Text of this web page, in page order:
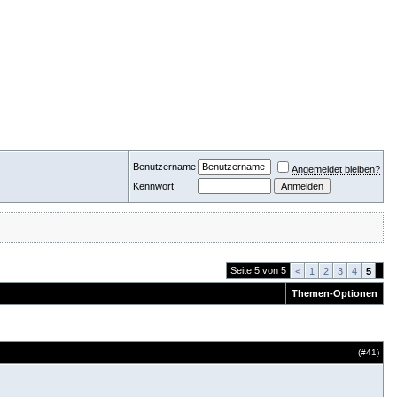
Benutzername
Angemeldet bleiben?
Kennwort
Seite 5 von 5 < 1 2 3 4 5
Themen-Optionen
(#41)